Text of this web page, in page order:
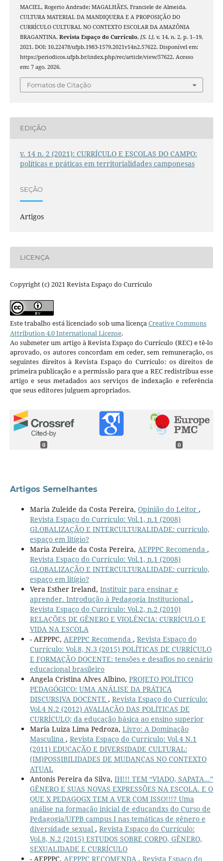
MACIEL, Rogerio Andrade; MAGALHÃES, Franciele de Almeida.
CULTURA MATERIAL DA MANDIQUERA E A PROPOSIÇÃO DO
CURRÍCULO CULTURAL NO CONTEXTO ESCOLAR DA AMAZÔNIA
BRAGANTINA. Revista Espaço do Currículo, [S. l.], v. 14, n. 2, p. 1–19,
2021. DOI: 10.22478/ufpb.1983-1579.2021v14n2.57622. Disponível em:
https://periodicos.ufpb.br/index.php/rec/article/view/57622. Acesso
em: 7 ago. 2026.
Fomatos de Citação
EDIÇÃO
v. 14 n. 2 (2021): CURRÍCULO E ESCOLAS DO CAMPO:
políticas e práticas em territorialidades camponesas
SEÇÃO
Artigos
LICENÇA
Copyright (c) 2021 Revista Espaço do Currículo
Este trabalho está licenciado sob uma licençaCreative Commons
Attribution 4.0 International License.
Ao submeter um artigo à Revista Espaço do Currículo (REC) e tê-lo
aprovado, os autores concordam em ceder, sem remuneração, os
seguintes direitos à Revista Espaço do Currículo: os direitos de
primeira publicação e a permissão para que a REC redistribua esse
artigo e seus metadados aos serviços de indexação e referência
que seus editores julguem apropriados.
0 0
Artigos Semelhantes
Maria Zuleide da Costa Pereira, Opinião do Leitor ,
Revista Espaço do Currículo: Vol.1, n.1 (2008)
GLOBALIZAÇÃO E INTERCULTURALIDADE: currículo,
espaço em litígio?
Maria Zuleide da Costa Pereira, AEPPPC Recomenda ,
Revista Espaço do Currículo: Vol.1, n.1 (2008)
GLOBALIZAÇÃO E INTERCULTURALIDADE: currículo,
espaço em litígio?
Vera Esther Ireland, Instituir para ensinar e
aprender. Introdução à Pedagogia Institucional ,
Revista Espaço do Currículo: Vol.2, n.2 (2010)
RELAÇÕES DE GÊNERO E VIOLÊNCIA: CURRÍCULO E
VIDA NA ESCOLA
- AEPPPC, AEPPPC Recomenda , Revista Espaço do
Currículo: Vol.8, N.3 (2015) POLÍTICAS DE CURRÍCULO
E FORMAÇÃO DOCENTE: tensões e desafios no cenário
educacional brasileiro
Angela Cristina Alves Albino, PROJETO POLÍTICO
PEDAGÓGICO: UMA ANÁLISE DA PRÁTICA
DISCURSIVA DOCENTE , Revista Espaço do Currículo:
Vol.4 N.2 (2012) AVALIAÇÃO DAS POLÍTICAS DE
CURRÍCULO; da educação básica ao ensino superior
Maria Luiza Lima Pedroza, Livro: A Dominação
Masculina , Revista Espaço do Currículo: Vol.4 N.1
(2011) EDUCAÇÃO E DIVERSIDADE CULTURAL:
(IM)POSSIBILIDADES DE MUDANÇAS NO CONTEXTO
ATUAL
Antonis Pereira da Silva, IH!!! TEM “VIADO, SAPATA...”
GÊNERO E SUAS NOVAS EXPRESSÕES NA ESCOLA. E O
QUE X PEDAGOGX TEM A VER COM ISSO!!!? Uma
análise na formação inicial de educandxs do Curso de
Pedagogia/UFPB campus I nas temáticas de gênero e
diversidade sexual , Revista Espaço do Currículo:
Vol.8, N.2 (2015) ESTUDOS SOBRE CORPO, GÊNERO,
SEXUALIDADE E CURRÍCULO
- AEPPPC, AEPPPC RECOMENDA , Revista Espaço do